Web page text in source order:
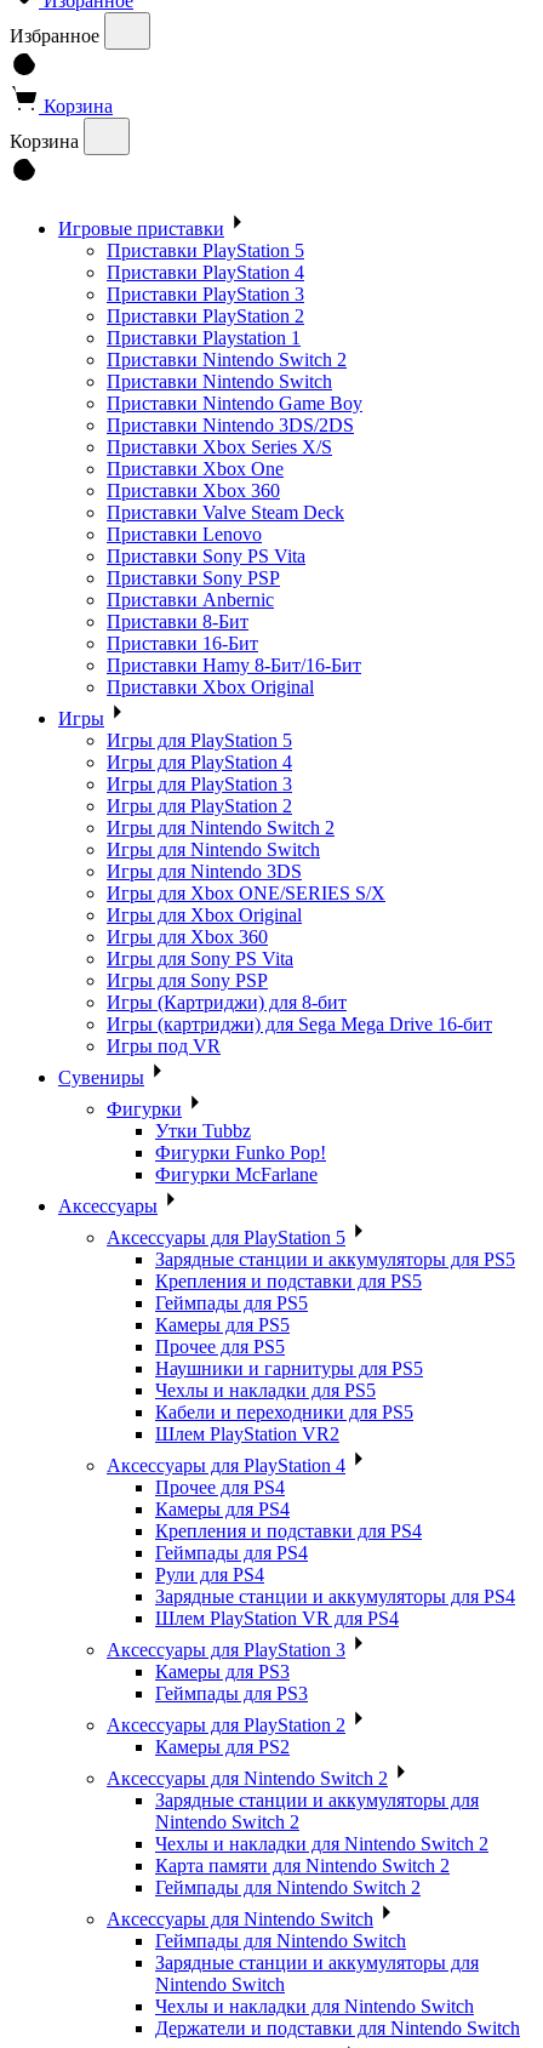
Избранное
Корзина
Корзина
Игровые приставки
Приставки PlayStation 5
Приставки PlayStation 4
Приставки PlayStation 3
Приставки PlayStation 2
Приставки Playstation 1
Приставки Nintendo Switch 2
Приставки Nintendo Switch
Приставки Nintendo Game Boy
Приставки Nintendo 3DS/2DS
Приставки Xbox Series X/S
Приставки Xbox One
Приставки Xbox 360
Приставки Valve Steam Deck
Приставки Lenovo
Приставки Sony PS Vita
Приставки Sony PSP
Приставки Anbernic
Приставки 8-Бит
Приставки 16-Бит
Приставки Hamy 8-Бит/16-Бит
Приставки Xbox Original
Игры
Игры для PlayStation 5
Игры для PlayStation 4
Игры для PlayStation 3
Игры для PlayStation 2
Игры для Nintendo Switch 2
Игры для Nintendo Switch
Игры для Nintendo 3DS
Игры для Xbox ONE/SERIES S/X
Игры для Xbox Original
Игры для Xbox 360
Игры для Sony PS Vita
Игры для Sony PSP
Игры (Картриджи) для 8-бит
Игры (картриджи) для Sega Mega Drive 16-бит
Игры под VR
Сувениры
Фигурки
Утки Tubbz
Фигурки Funko Pop!
Фигурки McFarlane
Аксессуары
Аксессуары для PlayStation 5
Зарядные станции и аккумуляторы для PS5
Крепления и подставки для PS5
Геймпады для PS5
Камеры для PS5
Прочее для PS5
Наушники и гарнитуры для PS5
Чехлы и накладки для PS5
Кабели и переходники для PS5
Шлем PlayStation VR2
Аксессуары для PlayStation 4
Прочее для PS4
Камеры для PS4
Крепления и подставки для PS4
Геймпады для PS4
Рули для PS4
Зарядные станции и аккумуляторы для PS4
Шлем PlayStation VR для PS4
Аксессуары для PlayStation 3
Камеры для PS3
Геймпады для PS3
Аксессуары для PlayStation 2
Камеры для PS2
Аксессуары для Nintendo Switch 2
Зарядные станции и аккумуляторы для
Nintendo Switch 2
Чехлы и накладки для Nintendo Switch 2
Карта памяти для Nintendo Switch 2
Геймпады для Nintendo Switch 2
Аксессуары для Nintendo Switch
Геймпады для Nintendo Switch
Зарядные станции и аккумуляторы для
Nintendo Switch
Чехлы и накладки для Nintendo Switch
Держатели и подставки для Nintendo Switch